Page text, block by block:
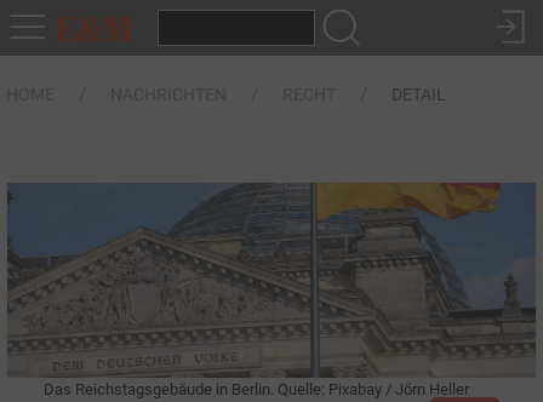
DETAIL
Das Reichstagsgebäude in Berlin. Quelle: Pixabay / Jörn Heller